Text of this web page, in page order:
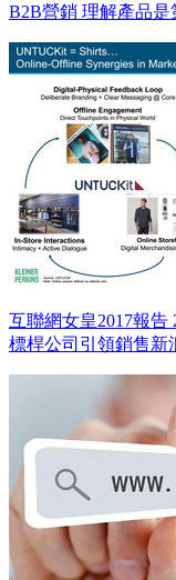
B2B營銷 理解產品
互聯網女皇2017報告
標桿公司引領銷售新